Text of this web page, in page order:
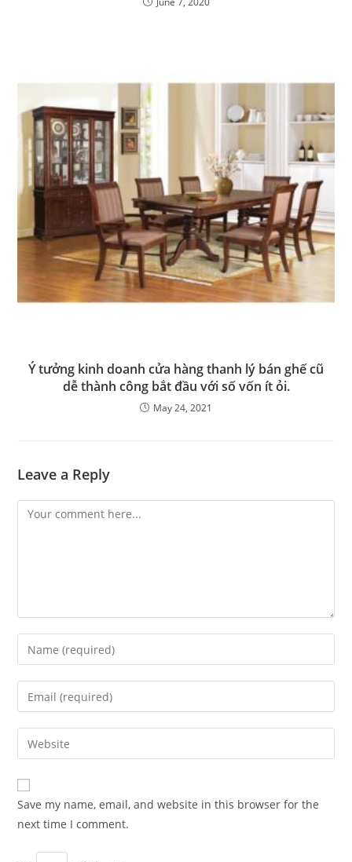
Ý tưởng kinh doanh cửa hàng thanh lý bán ghế cũ
dễ thành công bắt đầu với số vốn ít ỏi.
May 24, 2021
Leave a Reply
Comment
Enter
your
name
comment
Enter
your
email
address
comment
Enter
your
website
URL
(optional)
Save my name, email, and website in this browser for the
next time I comment.